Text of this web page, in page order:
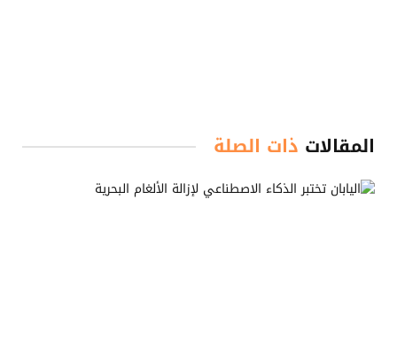
المقالات ذات الصلة